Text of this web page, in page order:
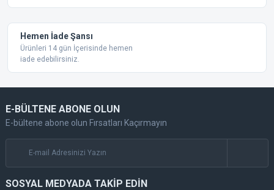
Hemen İade Şansı
Ürünleri 14 gün İçerisinde hemen
iade edebilirsiniz.
E-BÜLTENE ABONE OLUN
E-bültene abone olun Fırsatları Kaçırmayın
SOSYAL MEDYADA TAKİP EDİN